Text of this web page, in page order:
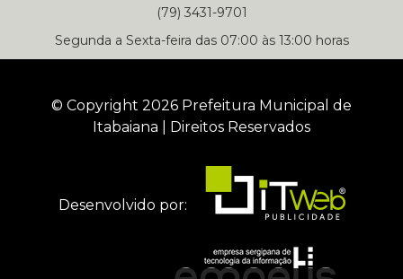
(79) 3431-9701
Segunda a Sexta-feira das 07:00 às 13:00 horas
© Copyright 2026 Prefeitura Municipal de
Itabaiana | Direitos Reservados
Desenvolvido por: